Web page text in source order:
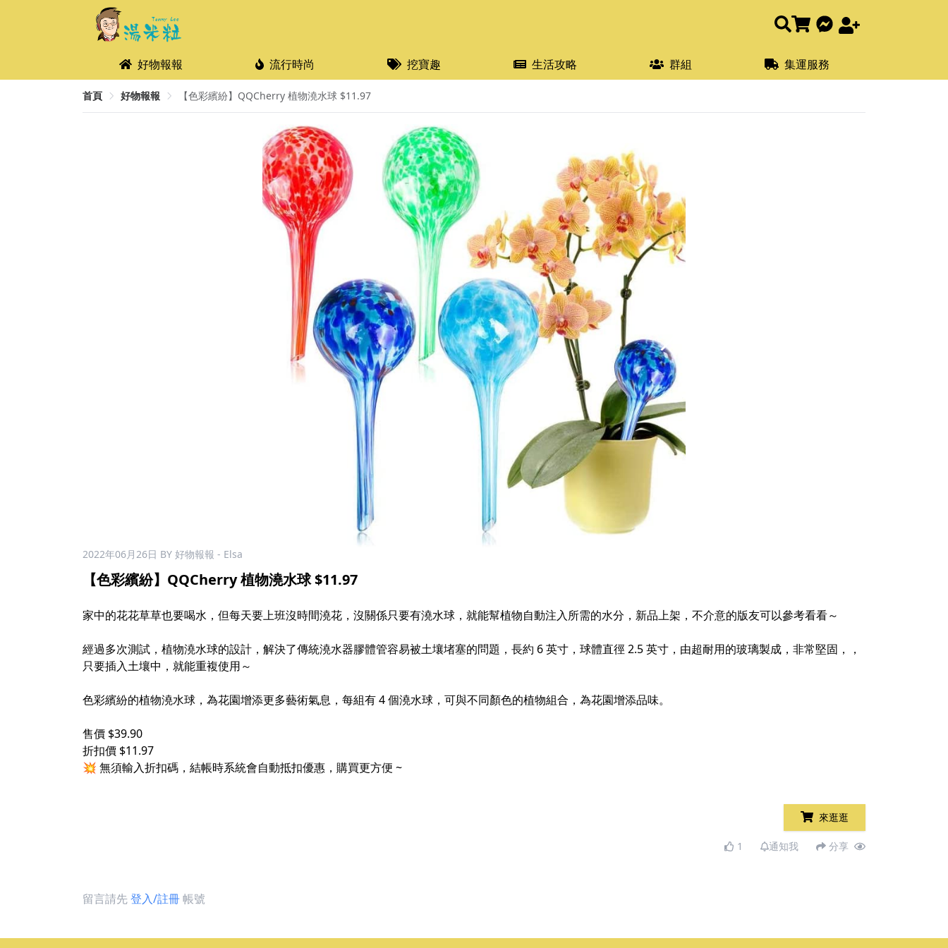
好物報報 流行時尚 挖寶趣 生活攻略 群組 集運服務
首頁 好物報報 【色彩繽紛】QQCherry 植物澆水球 $11.97
2022年06月26日 BY 好物報報 - Elsa
【色彩繽紛】QQCherry 植物澆水球 $11.97
家中的花花草草也要喝水，但每天要上班沒時間澆花，沒關係只要有澆水球，就能幫植物自動注入所需的水分，新品上架，不介意的版友可以參考看看～
經過多次測試，植物澆水球的設計，解決了傳統澆水器膠體管容易被土壤堵塞的問題，長約 6 英寸，球體直徑 2.5 英寸，由超耐用的玻璃製成，非常堅固，，
只要插入土壤中，就能重複使用～
色彩繽紛的植物澆水球，為花園增添更多藝術氣息，每組有 4 個澆水球，可與不同顏色的植物組合，為花園增添品味。
售價 $39.90
折扣價 $11.97
💥 無須輸入折扣碼，結帳時系統會自動抵扣優惠，購買更方便 ~
來逛逛
1 通知我 分享
留言請先登入/註冊帳號